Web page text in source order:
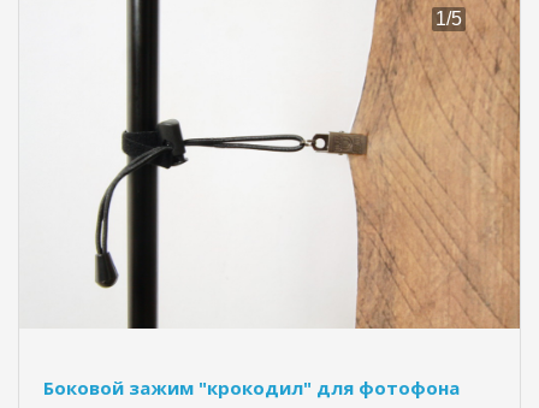
Боковой зажим "крокодил" для фотофона